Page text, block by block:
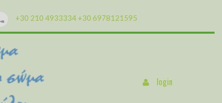
+30 210 4933334 +30 6978121595
login